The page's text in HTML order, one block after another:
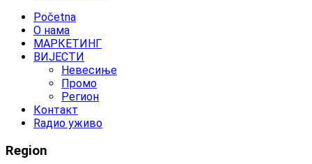
Početna
O нама
МАРКЕТИНГ
ВИЈЕСТИ
Невесиње
Промо
Регион
Контакт
Rадио уживо
Region